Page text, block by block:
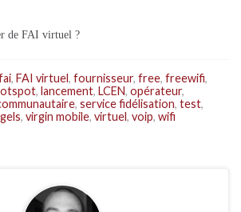
de FAI virtuel ?
, FAI virtuel, fournisseur, free, freewifi,
, lancement, LCEN, opérateur,
, service fidélisation, test,
, virgin mobile, virtuel, voip, wifi